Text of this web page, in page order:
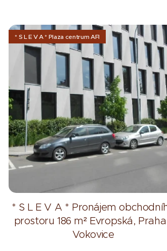
* S L E V A * Pronájem
prostoru 186 m² Evropská,
Vokovice
* S L E V A * Plaza centrum AFI